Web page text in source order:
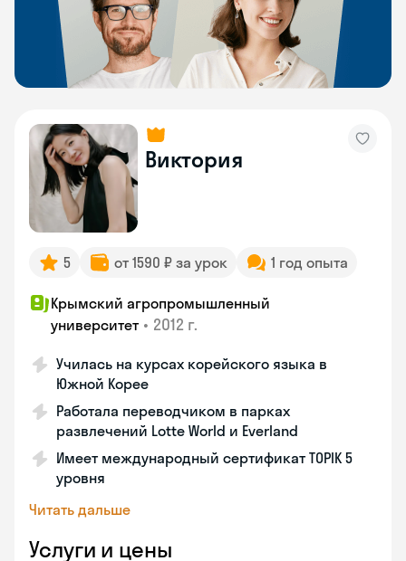
Виктория
5 от 1590 ₽ за урок 1 год опыта
Крымский агропромышленный
университет • 2012 г.
Училась на курсах корейского языка в
Южной Корее
Работала переводчиком в парках
развлечений Lotte World и Everland
Имеет международный сертификат TOPIK 5
уровня
Читать дальше
Услуги и цены